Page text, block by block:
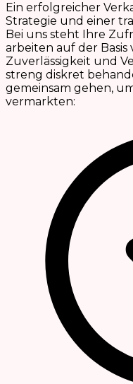
Ein erfolgreicher
Strategie und einer
Bei uns steht Ihre
arbeiten auf der
Zuverlässigkeit und
streng diskret
gemeinsam gehen,
vermarkten: